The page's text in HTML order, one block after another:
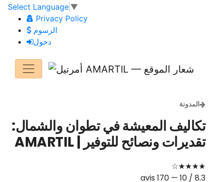
Select Language ▼
Privacy Policy
الرسوم
دخول
المدونة
تكاليف المعيشة في تطوان والشمال:
تقديرات ونصائح للتوفير | AMARTIL
★★★★☆
8.3 / 10
—
170 avis